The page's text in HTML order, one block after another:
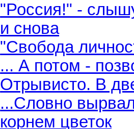
"Россия!" -
и снова
"Свобода
... А потом -
Отрывисто. В
...Словно
корнем цветок